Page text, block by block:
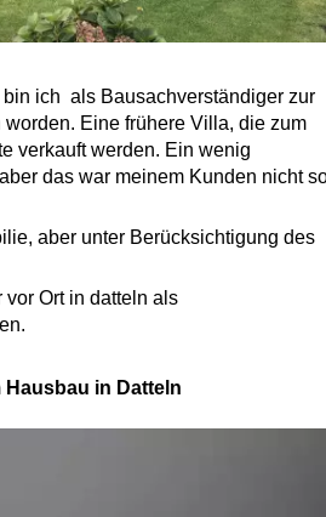
ich als Bausachverständiger zur
Eine frühere Villa, die zum
verkauft werden. Ein wenig
das war meinem Kunden nicht
aber unter Berücksichtigung des
Ort in datteln als
Hausbau in Datteln